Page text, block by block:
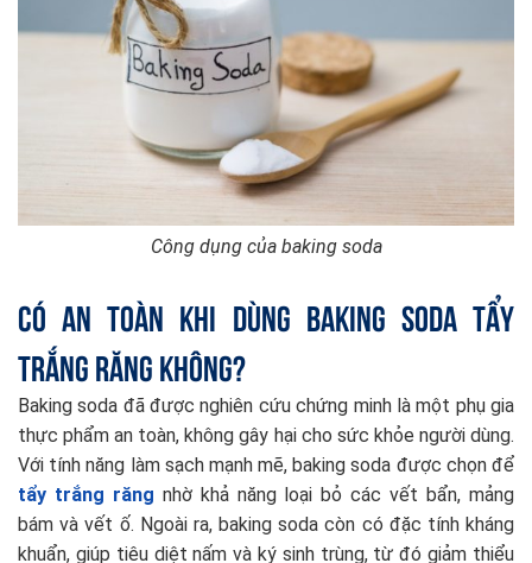
Công dụng của baking soda
Có an toàn khi dùng baking soda tẩy
trắng răng không?
Baking soda đã được nghiên cứu chứng minh là một phụ gia
thực phẩm an toàn, không gây hại cho sức khỏe người dùng.
Với tính năng làm sạch mạnh mẽ, baking soda được chọn để
tẩy trắng răng nhờ khả năng loại bỏ các vết bẩn, mảng
bám và vết ố. Ngoài ra, baking soda còn có đặc tính kháng
khuẩn, giúp tiêu diệt nấm và ký sinh trùng, từ đó giảm thiểu